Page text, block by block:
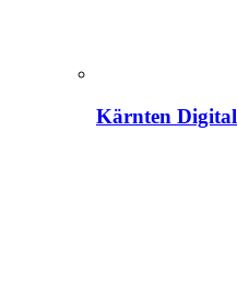
Kärnten Digital